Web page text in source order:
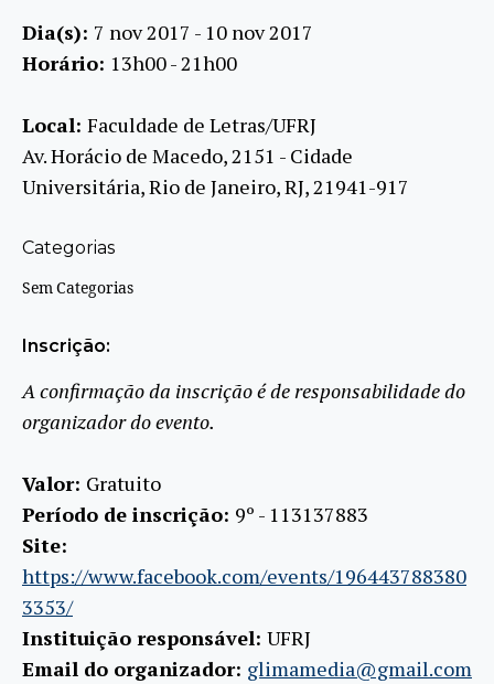
Dia(s): 7 nov 2017 - 10 nov 2017
Horário: 13h00 - 21h00
Local: Faculdade de Letras/UFRJ
Av. Horácio de Macedo, 2151 - Cidade
Universitária, Rio de Janeiro, RJ, 21941-917
Categorias
Sem Categorias
Inscrição:
A confirmação da inscrição é de responsabilidade do
organizador do evento.
Valor: Gratuito
Período de inscrição: 9º - 113137883
Site:
https://www.facebook.com/events/196443788380
3353/
Instituição responsável: UFRJ
Email do organizador: glimamedia@gmail.com